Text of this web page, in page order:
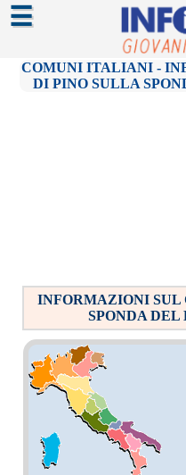
☰
COMUNI ITALIANI -
DI PINO SULLA
INFORMAZIONI SUL
SPONDA